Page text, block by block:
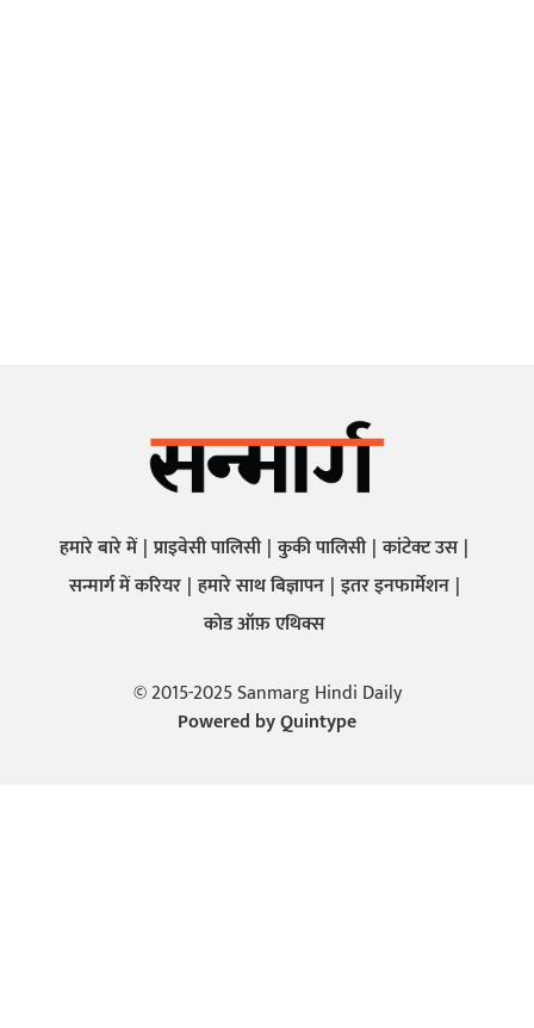
हमारे बारे में प्राइवेसी पालिसी कुकी पालिसी कांटेक्ट उस
सन्मार्ग में करियर हमारे साथ बिज्ञापन इतर इनफार्मेशन
कोड ऑफ़ एथिक्स
© 2015-2025 Sanmarg Hindi Daily
Powered byQuintype